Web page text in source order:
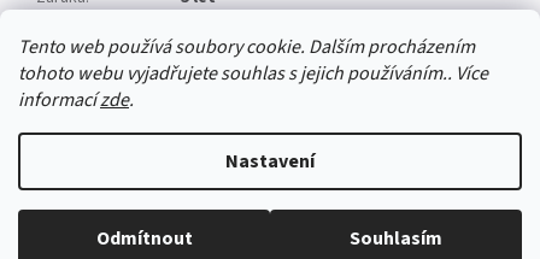
Tento web používá soubory cookie. Dalším procházením
tohoto webu vyjadřujete souhlas s jejich používáním.. Více
informacízde.
Nastavení
Odmítnout Souhlasím
Copyright 2026AGRO CS Velkoobchod David Ryšánek. Všechna
práva vyhrazena.
Upravit nastavení cookies